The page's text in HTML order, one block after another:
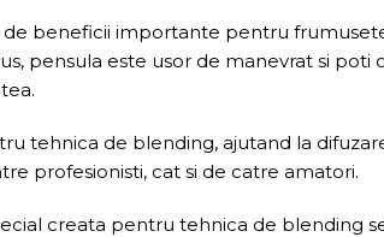
beneficii importante pentru
pensula este usor de manevrat si
tehnica de blending, ajutand la
profesionisti, cat si de catre amatori.
creata pentru tehnica de blending